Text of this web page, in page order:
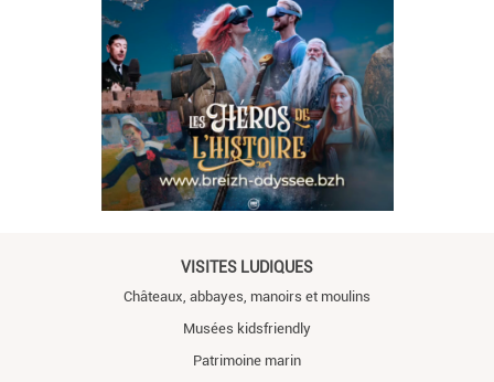
VISITES LUDIQUES
Châteaux, abbayes, manoirs et moulins
Musées kidsfriendly
Patrimoine marin